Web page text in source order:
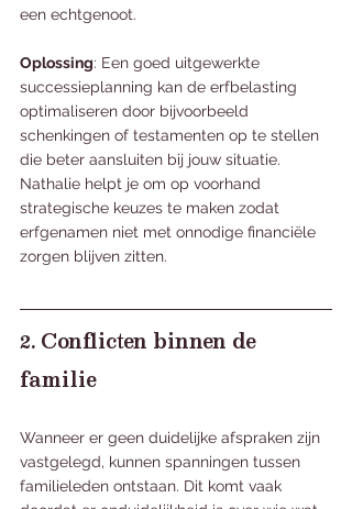
een echtgenoot.
Oplossing: Een goed uitgewerkte
successieplanning kan de erfbelasting
optimaliseren door bijvoorbeeld
schenkingen of testamenten op te stellen
die beter aansluiten bij jouw situatie.
Nathalie helpt je om op voorhand
strategische keuzes te maken zodat
erfgenamen niet met onnodige financiële
zorgen blijven zitten.
2. Conflicten binnen de
familie
Wanneer er geen duidelijke afspraken zijn
vastgelegd, kunnen spanningen tussen
familieleden ontstaan. Dit komt vaak